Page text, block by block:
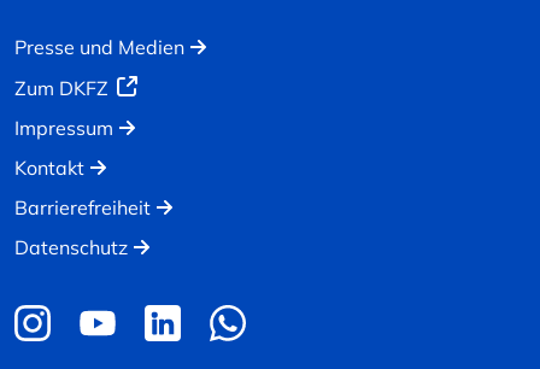
Presse und Medien
Zum DKFZ
Impressum
Kontakt
Barrierefreiheit
Datenschutz